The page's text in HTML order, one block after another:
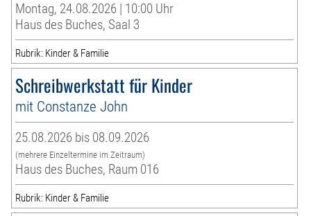
Montag, 24.08.2026 | 10:00 Uhr
Haus des Buches, Saal 3
Rubrik: Kinder & Familie
Schreibwerkstatt für Kinder
mit Constanze John
25.08.2026 bis 08.09.2026
(mehrere Einzeltermine im Zeitraum)
Haus des Buches, Raum 016
Rubrik: Kinder & Familie